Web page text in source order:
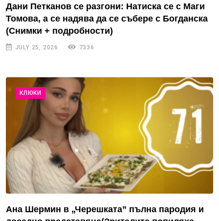
Дани Петканов се разгони: Натиска се с Маги
Томова, а се надява да се събере с Богданска
(Снимки + подробности)
JULY 25, 2026 7336
КЛЮКИ
Ана Шермин в „Черешката” пълна пародия и